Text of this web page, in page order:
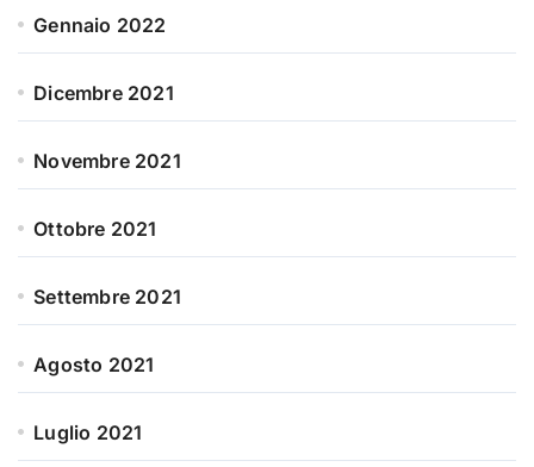
Gennaio 2022
Dicembre 2021
Novembre 2021
Ottobre 2021
Settembre 2021
Agosto 2021
Luglio 2021